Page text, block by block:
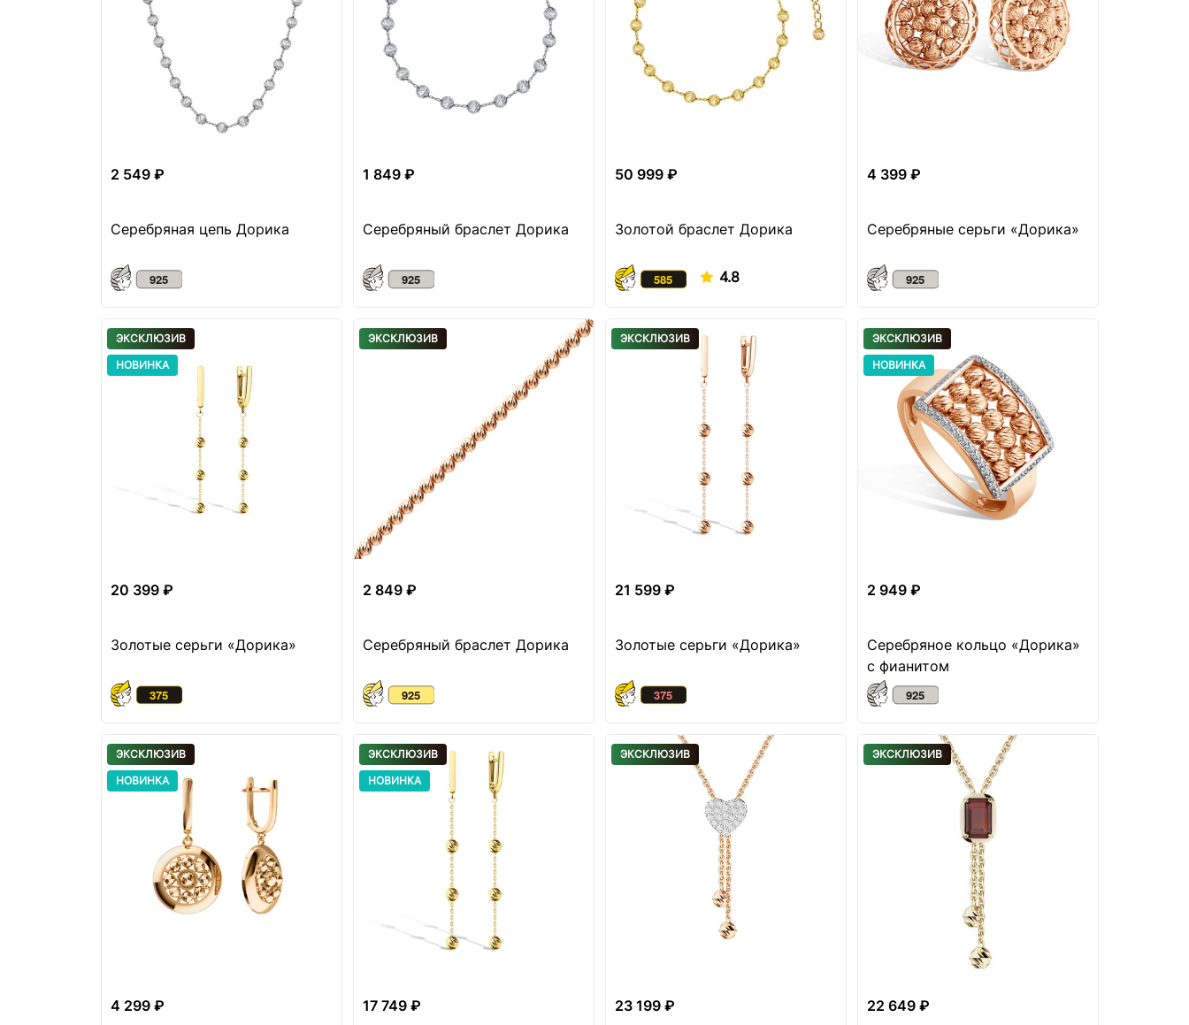
2 549 ₽
Серебряная цепь Дорика
1 849 ₽
Серебряный браслет Дорика
50 999 ₽
Золотой браслет Дорика
4.8
4 399 ₽
Серебряные серьги «Дорика»
ЭКСКЛЮЗИВ
НОВИНКА
20 399 ₽
Золотые серьги «Дорика»
ЭКСКЛЮЗИВ
2 849 ₽
Серебряный браслет Дорика
ЭКСКЛЮЗИВ
21 599 ₽
Золотые серьги «Дорика»
ЭКСКЛЮЗИВ
НОВИНКА
2 949 ₽
Серебряное кольцо «Дорика»
с фианитом
ЭКСКЛЮЗИВ
НОВИНКА
4 299 ₽
ЭКСКЛЮЗИВ
НОВИНКА
17 749 ₽
ЭКСКЛЮЗИВ
23 199 ₽
ЭКСКЛЮЗИВ
22 649 ₽